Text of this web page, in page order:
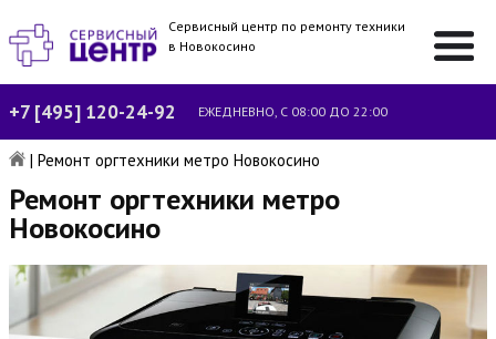
Сервисный центр по ремонту техники
в Новокосино
+7 [495] 120-24-92 ЕЖЕДНЕВНО, С 08:00 ДО 22:00
| Ремонт оргтехники метро Новокосино
Ремонт оргтехники метро
Новокосино